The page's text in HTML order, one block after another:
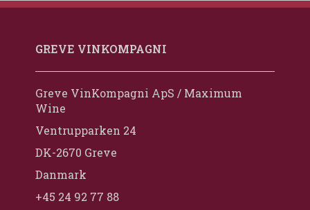
GREVE VINKOMPAGNI
Greve VinKompagni ApS / Maximum
Wine
Ventrupparken 24
DK-2670 Greve
Danmark
+45 24 92 77 88